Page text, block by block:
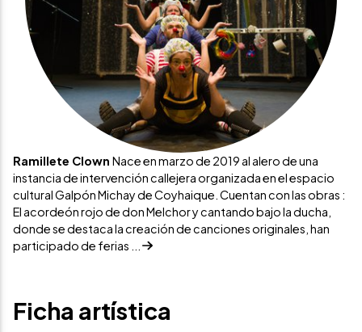
Ramillete Clown Nace en marzo de 2019 al alero de una
instancia de intervención callejera organizada en el espacio
cultural Galpón Michay de Coyhaique. Cuentan con las obras :
El acordeón rojo de don Melchor y cantando bajo la ducha,
donde se destaca la creación de canciones originales, han
participado de ferias ...
Ficha artística